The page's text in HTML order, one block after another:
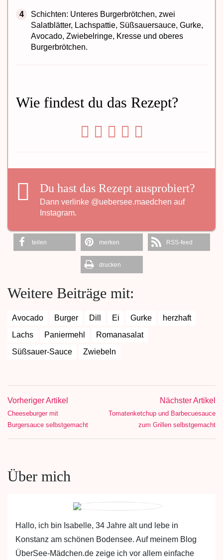
Schichten: Unteres Burgerbrötchen, zwei
Salatblätter, Lachspattie, Süßsauersauce, Gurke,
Avocado, Zwiebelringe, Kresse und oberes
Burgerbrötchen.
Wie findest du das Rezept?
Du hast das Rezept ausprobiert?
Dann verlinke @uebersee.maedchen auf
Instagram.
teilen merken RSS-feed
drucken
Weitere Beiträge mit:
Avocado Burger Dill Ei Gurke
herzhaft
Lachs
Paniermehl
Romanasalat
Süßsauer-Sauce
Zwiebeln
Vorheriger Artikel
Cheeseburger mit
Burgersauce selbstgemacht
Nächster Artikel
Tomatenketchup und Barbecuesauce
zum Grillen selbstgemacht
Über mich
Hallo, ich bin Isabelle, 34 Jahre alt und lebe in
Konstanz am schönen Bodensee. Auf meinem Blog
ÜberSee-Mädchen.de zeige ich vor allem einfache